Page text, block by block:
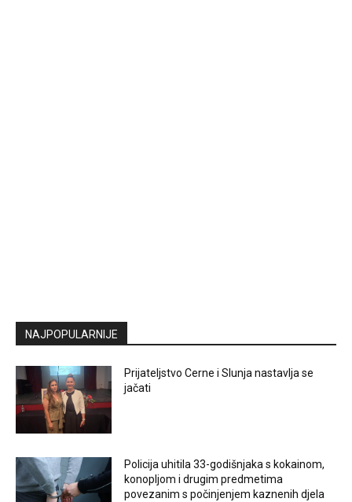
NAJPOPULARNIJE
Prijateljstvo Cerne i Slunja nastavlja se
jačati
Policija uhitila 33-godišnjaka s kokainom,
konopljom i drugim predmetima
povezanim s počinjenjem kaznenih djela